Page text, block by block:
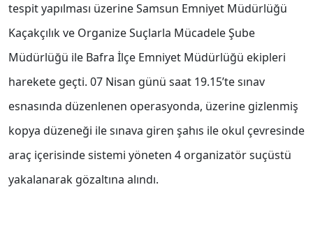
tespit yapılması üzerine Samsun Emniyet Müdürlüğü
Kaçakçılık ve Organize Suçlarla Mücadele Şube
Müdürlüğü ile Bafra İlçe Emniyet Müdürlüğü ekipleri
harekete geçti. 07 Nisan günü saat 19.15’te sınav
esnasında düzenlenen operasyonda, üzerine gizlenmiş
kopya düzeneği ile sınava giren şahıs ile okul çevresinde
araç içerisinde sistemi yöneten 4 organizatör suçüstü
yakalanarak gözaltına alındı.